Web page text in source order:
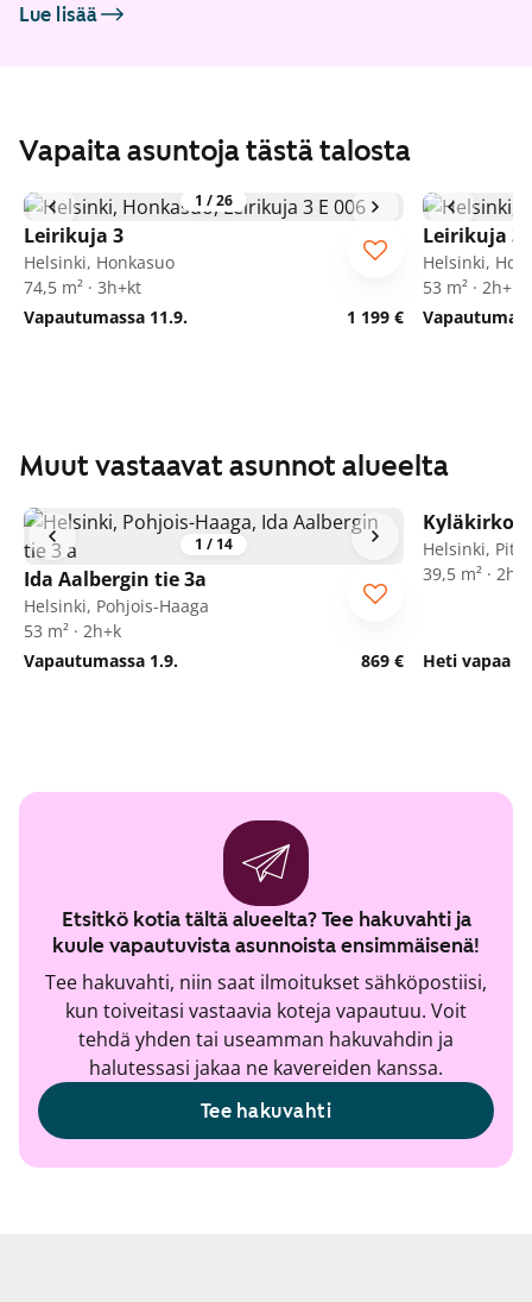
Lue lisää
Vapaita asuntoja tästä talosta
1 /26
Leirikuja 3
Helsinki, Honkasuo
74,5 m² · 3h+kt
Vapautumassa 11.9.
1 199 €
Leirikuja 3
Helsinki,
53 m² · 2h+kt
Muut vastaavat asunnot alueelta
1 / 14
Ida Aalbergin tie 3a
Helsinki, Pohjois-Haaga
53 m² · 2h+k
Vapautumassa 1.9.
869 €
Seniorille
Helsinki,
39,5 m² ·
Heti vapaa
Etsitkö kotia tältä alueelta? Tee hakuvahti ja
kuule vapautuvista asunnoista ensimmäisenä!
Tee hakuvahti, niin saat ilmoitukset sähköpostiisi,
kun toiveitasi vastaavia koteja vapautuu. Voit
tehdä yhden tai useamman hakuvahdin ja
halutessasi jakaa ne kavereiden kanssa.
Tee hakuvahti